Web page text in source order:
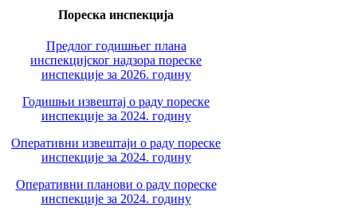
Пореска инспекција
Предлог годишњег плана
инспекцијског надзора пореске
инспекције за 2026. годину
Годишњи извештај о раду пореске
инспекције за 2024. годину
Оперативни извештаји о раду пореске
инспекције за 2024. годину
Оперативни планови о раду пореске
инспекције за 2024. годину